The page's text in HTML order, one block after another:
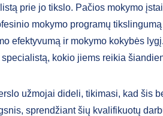
prie jo tikslo. Pačios mokymo
mokymo programų
efektyvumą ir mokymo kokybės
kokio jiems reikia
užmojai dideli, tikimasi, kad šis
sprendžiant šių kvalifikuotų